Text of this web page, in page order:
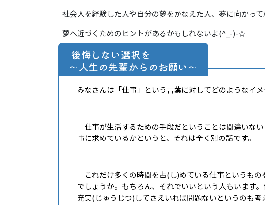
社会人を経験した人や自分の夢をかなえた人、夢に向かっ
夢へ近づくためのヒントがあるかもしれないよ(^_-)-☆
後悔しない選択を
～人生の先輩からのお願い～
みなさんは「仕事」という言葉に対してどのようなイ
仕事が生活するための手段だということは間違いな
事に求めているかというと、それは全く別の話です。
これだけ多くの時間を占(し)めている仕事というも
でしょうか。もちろん、それでいいという人もいます
充実(じゅうじつ)してさえいれば問題ないというのも考